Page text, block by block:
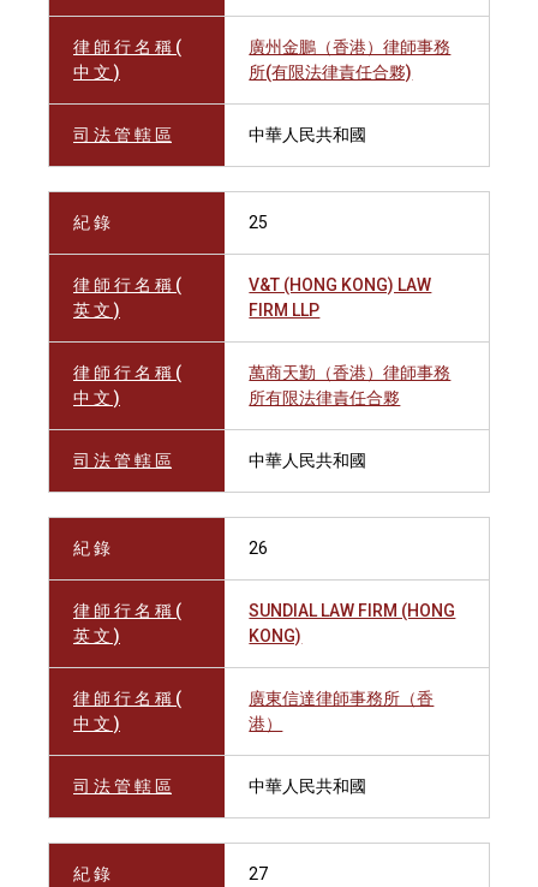
律 師 行 名 稱 (
中 文 )
廣州金鵬（香港）律師事務
所(有限法律責任合夥)
司 法 管 轄 區 中華人民共和國
紀 錄 25
律 師 行 名 稱 (
英 文 )
V&T (HONG KONG) LAW
FIRM LLP
律 師 行 名 稱 (
中 文 )
萬商天勤（香港）律師事務
所有限法律責任合夥
司 法 管 轄 區 中華人民共和國
紀 錄 26
律 師 行 名 稱 (
英 文 )
SUNDIAL LAW FIRM (HONG
KONG)
律 師 行 名 稱 (
中 文 )
廣東信達律師事務所（香
港）
司 法 管 轄 區 中華人民共和國
紀 錄 27